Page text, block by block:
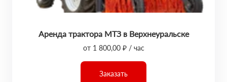
Аренда трактора МТЗ в Верхнеуральске
от 1 800,00 ₽ / час
Заказать